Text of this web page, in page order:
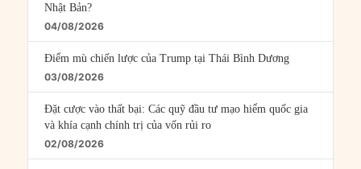
Nhật Bản?
04/08/2026
Điểm mù chiến lược của Trump tại Thái Bình Dương
03/08/2026
Đặt cược vào thất bại: Các quỹ đầu tư mạo hiểm quốc gia
và khía cạnh chính trị của vốn rủi ro
02/08/2026